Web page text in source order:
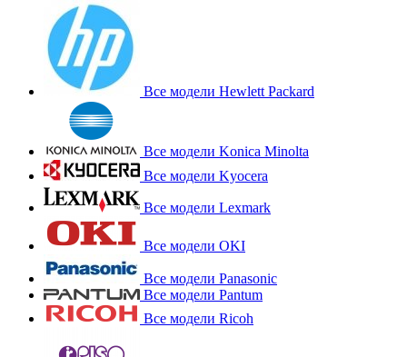
Все модели Hewlett Packard
Все модели Konica Minolta
Все модели Kyocera
Все модели Lexmark
Все модели OKI
Все модели Panasonic
Все модели Pantum
Все модели Ricoh